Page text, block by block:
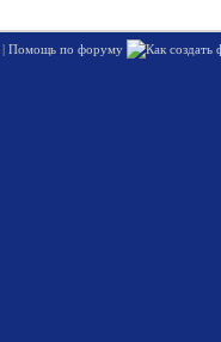
Помощь по форуму